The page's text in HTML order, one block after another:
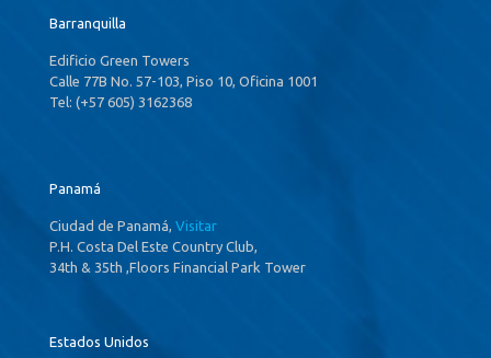
Barranquilla
Edificio Green Towers
Calle 77B No. 57-103, Piso 10, Oficina 1001
Tel: (+57 605) 3162368
Panamá
Ciudad de Panamá, Visitar
P.H. Costa Del Este Country Club,
34th & 35th ,Floors Financial Park Tower
Estados Unidos